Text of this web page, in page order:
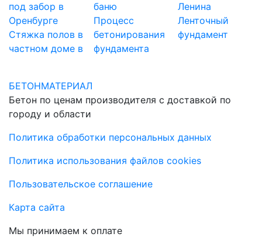
под забор в
Оренбурге
Стяжка полов в
частном доме в
баню
Процесс
бетонирования
фундамента
Ленина
Ленточный
фундамент
БЕТОНМАТЕРИАЛ
Бетон по ценам производителя с доставкой по
городу и области
Политика обработки персональных данных
Политика использования файлов cookies
Пользовательское соглашение
Карта сайта
Мы принимаем к оплате